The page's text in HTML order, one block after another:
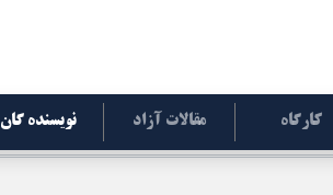
کارگاه مقالات آزاد نویسنده گان